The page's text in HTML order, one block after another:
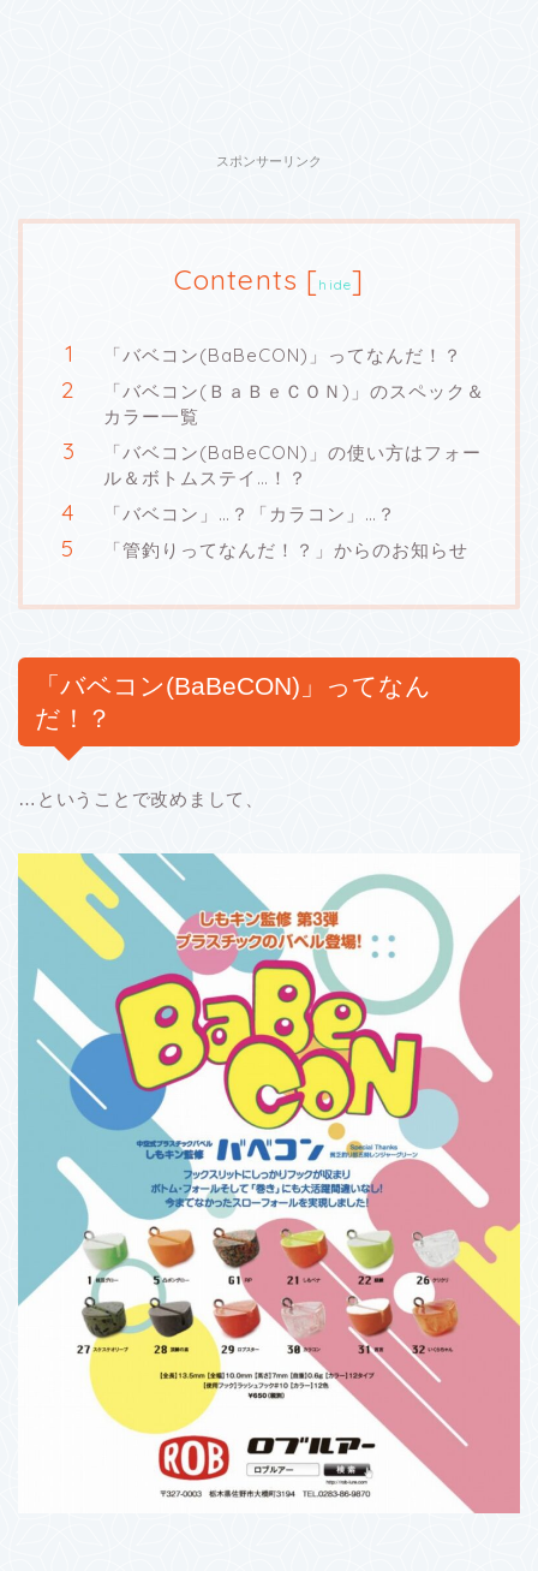
スポンサーリンク
Contents [hide]
「バベコン(BaBeCON)」ってなんだ！？
「バベコン(ＢａＢｅＣＯＮ)」のスペック＆
カラー一覧
「バベコン(BaBeCON)」の使い方はフォー
ル＆ボトムステイ…！？
「バベコン」…？「カラコン」…？
「管釣りってなんだ！？」からのお知らせ
「バベコン(BaBeCON)」ってなん
だ！？
…ということで改めまして、